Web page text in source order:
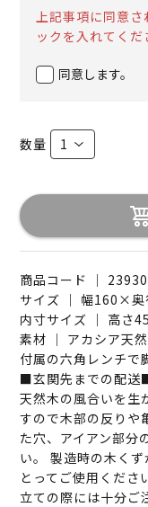
上記事項に同意
ックを入れてくだ
同意します。
数量
商品コード ｜
サイズ ｜ 幅160×
内寸サイズ ｜ 高さ
素材 ｜ アカシア天
付属の六角レンチで
■玄関先までの配送
天然木の風合いを生
すので木部の反りや
た穴、アイアン部分
い。 製造時の木く
とってご使用くださ
立ての際には十分ご